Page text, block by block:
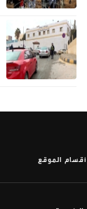
أقسام الموقع